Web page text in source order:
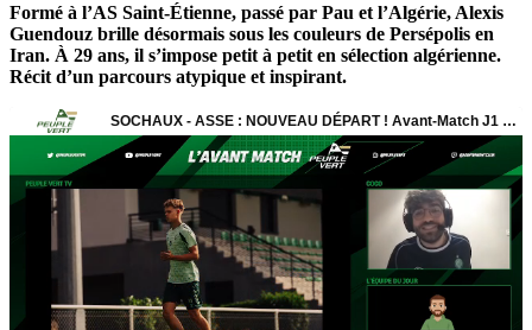
Formé à l’AS Saint-Étienne, passé par Pau et l’Algérie, Alexis
Guendouz brille désormais sous les couleurs de Persépolis en
Iran. À 29 ans, il s’impose petit à petit en sélection algérienne.
Récit d’un parcours atypique et inspirant.